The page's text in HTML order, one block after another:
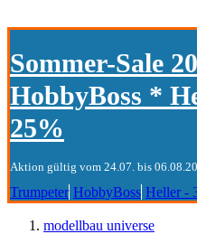
Sommer-Sale
HobbyBoss *
25%
Aktion gültig vom 24.07. bis
Trumpeter HobbyBoss Heller -
modellbau universe